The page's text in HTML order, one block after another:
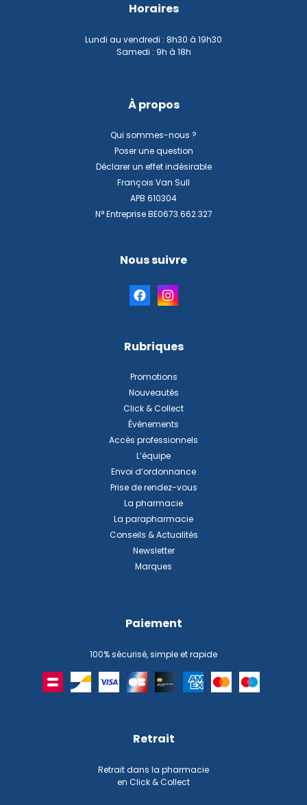
Horaires
Lundi au vendredi : 8h30 à 19h30
Samedi : 9h à 18h
À propos
Qui sommes-nous ?
Poser une question
Déclarer un effet indésirable
François Van Sull
APB 610304
N° Entreprise BE0673.662.327
Nous suivre
Rubriques
Promotions
Nouveautés
Click & Collect
Événements
Accès professionnels
L’équipe
Envoi d’ordonnance
Prise de rendez-vous
La pharmacie
La parapharmacie
Conseils & Actualités
Newsletter
Marques
Paiement
100% sécurisé, simple et rapide
Retrait
Retrait dans la pharmacie
en Click & Collect